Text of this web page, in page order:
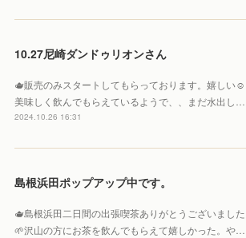
10.27尼崎ダンドゥリオンさん
🫖販売のみスタートしてもらっております。嬉しい☺️
美味しく飲んでもらえているようで、、まだ水出し…
2024.10.26 16:31
島根浜田ポップアップ中です。
🫖島根浜田二日間の出張喫茶ありがとうございました
🌱沢山の方にお茶を飲んでもらえて嬉しかった。や…